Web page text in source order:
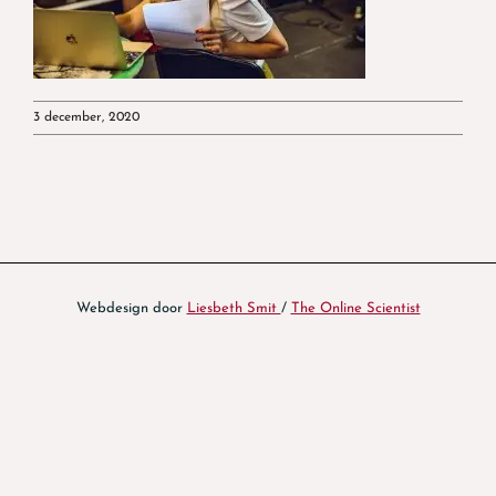
3 december, 2020
Webdesign door Liesbeth Smit / The Online Scientist